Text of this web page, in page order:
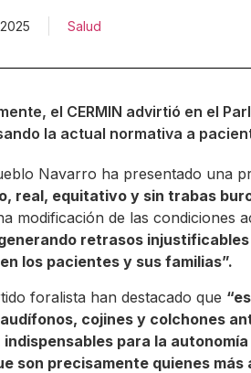
Salud
el CERMIN advirtió en el
la actual normativa a
Navarro ha presentado una
real, equitativo y sin trabas
modificación de las condiciones
retrasos
los pacientes y sus familias”.
foralista han destacado que
cojines y colchones
para la
son precisamente quienes